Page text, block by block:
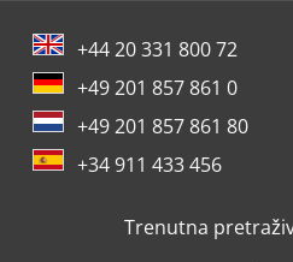
+44 20 331 800 72
+49 201 857 861 0
+49 201 857 861 80
+34 911 433 456
Trenutna